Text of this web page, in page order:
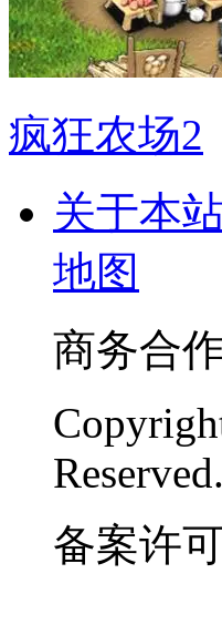
疯狂农场2
关于本
地图
商务合
Reserved.
备案许